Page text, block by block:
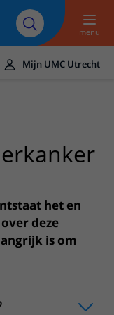
Werken bij het UMC
Utrecht
menu
Mijn UMC Utrecht
het en
deze
is om
uitklapper,